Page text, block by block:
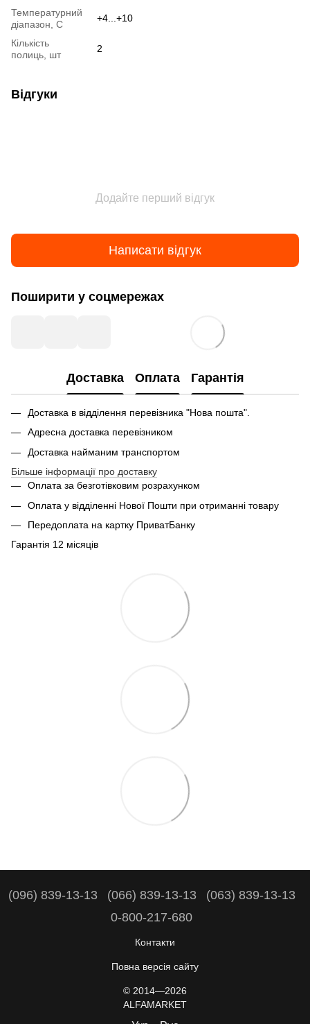
Температурний
діапазон, С
+4...+10
Кількість
полиць, шт
2
Відгуки
Додайте перший відгук
Написати відгук
Поширити у соцмережах
Доставка Оплата Гарантія
Доставка в відділення перевізника "Нова пошта".
Адресна доставка перевізником
Доставка найманим транспортом
Більше інформації про доставку
Оплата за безготівковим розрахунком
Оплата у відділенні Нової Пошти при отриманні товару
Передоплата на картку ПриватБанку
Гарантія 12 місяців
(096) 839-13-13 (066) 839-13-13
(063) 839-13-13
0-800-217-680
Контакти
Повна версія сайту
© 2014—2026
ALFAMARKET